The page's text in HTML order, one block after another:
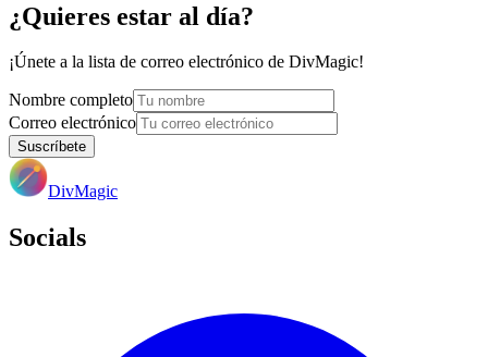
¿Quieres estar al día?
¡Únete a la lista de correo electrónico de DivMagic!
Nombre completo
Correo electrónico
Suscríbete
DivMagic
Socials